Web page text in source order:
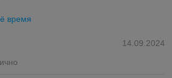
время
14.09.2024